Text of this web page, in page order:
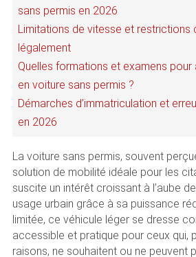
sans permis en 2026
Limitations de vitesse et restrictions
légalement
Quelles formations et examens
en voiture sans permis ?
Démarches d’immatriculation et
en 2026
La voiture sans permis, souvent
solution de mobilité idéale pour les
suscite un intérêt croissant à l’aube
usage urbain grâce à sa puissance
limitée, ce véhicule léger se dresse
accessible et pratique pour ceux qui,
raisons, ne souhaitent ou ne peuvent